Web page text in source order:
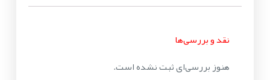
نقد و بررسی‌ها
هنوز بررسی‌ای ثبت نشده است.